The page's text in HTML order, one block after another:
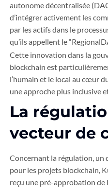
autonome décentralisée
d’intégrer activement les
par les actifs dans le
qu’ils appellent le
Cette innovation dans la
blockchain est
l’humain et le local au cœur
une approche plus inclusive
La
vecteur de
Concernant la régulation, un
pour les projets blockchain,
reçu une pré-approbation